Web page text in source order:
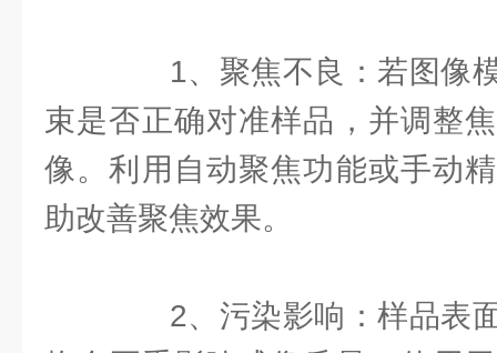
1、聚焦不良：若图像模
束是否正确对准样品，并调整
像。利用自动聚焦功能或手动
助改善聚焦效果。
2、污染影响：样品表面